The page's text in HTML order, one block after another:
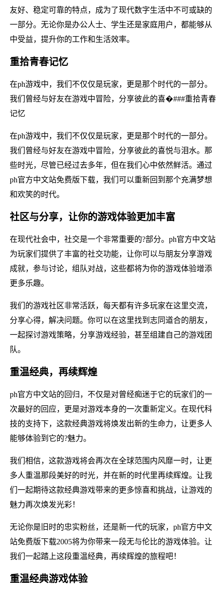
友好、稳定可靠的特点，成为了现代数字生活中不可或缺的
一部分。无论你是办公人士、学生还是家庭用户，都能够从
中受益，提升你的工作和生活效率。
重拾青春记忆
在ph游戏中，我们不仅仅是玩家，更是那个时代的一部分。
我们曾经与好友在游戏中冒险，分享彼此的喜�###重拾青春
记忆
在ph游戏中，我们不仅仅是玩家，更是那个时代的一部分。
我们曾经与好友在游戏中冒险，分享彼此的喜悦与泪水。那
些时光，尽管已经过去多年，但在我们心中依然鲜活。通过
ph官方中文站免费版下载，我们可以重新回到那个充满梦想
和欢笑的时代。
社区与分享，让你的游戏体验更加丰富
在现代社会中，社交是一个非常重要的?部分。ph官方中文站
为玩家们提供了丰富的社交功能，让你可以与朋友分享游戏
成就，参与讨论，组队对战，这些都将为你的游戏体验增添
更多乐趣。
我们的游戏社区非常活跃，每天都有许多玩家在这里交流，
分享心得，解决问题。你可以在这里找到志同道合的朋友，
一起探讨游戏策略，分享游戏经验，甚至组建自己的游戏团
队。
重温经典，再续辉煌
ph官方中文站的回归，不仅是对曾经痴迷于它的玩家们的一
次最好的回应，更是对游戏本身的一次重新定义。在现代科
技的支持下，这款经典游戏将焕发出新的生命力，让更多人
能够体验到它的?魅力。
我们相信，这款游戏将会再次在全球范围内风靡一时，让更
多人重温那段美好的时光，并在新的时代里再续辉煌。让我
们一起期待这款经典游戏带来的更多惊喜和挑战，让游戏的
魅力再次焕发光彩！
无论你是旧时的忠实粉丝，还是新一代的玩家，ph官方中文
站免费版下载2005将为你带来一段无与伦比的游戏体验。让
我们一起踏上这段重温经典，再续辉煌的旅程吧！
重温经典游戏体验